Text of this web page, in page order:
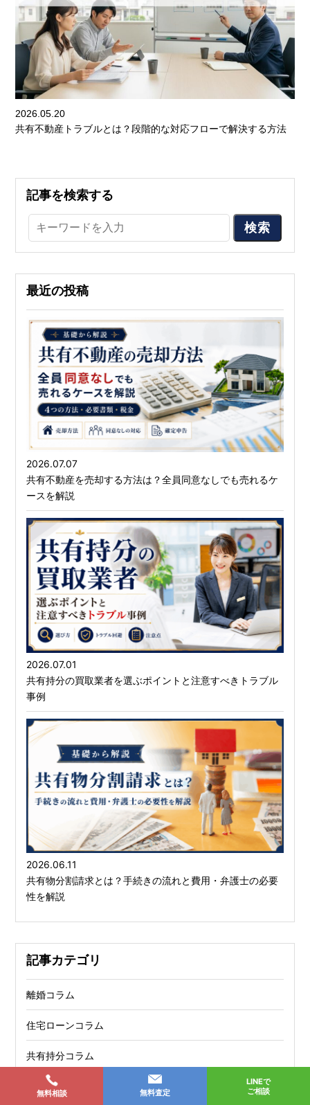
無料相談 無料査定
LINEで
ご相談
2026.05.20
共有不動産トラブルとは？段階的な対応フローで解決する方法
記事を検索する
検索
最近の投稿
2026.07.07
共有不動産を売却する方法は？全員同意なしでも売れるケ
ースを解説
2026.07.01
共有持分の買取業者を選ぶポイントと注意すべきトラブル
事例
2026.06.11
共有物分割請求とは？手続きの流れと費用・弁護士の必要
性を解説
記事カテゴリ
離婚コラム
住宅ローンコラム
共有持分コラム
固定資産税コラム